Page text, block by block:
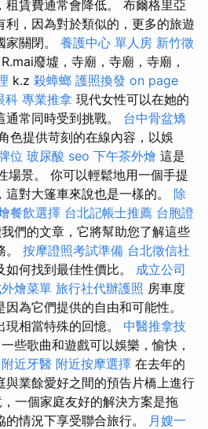
租賃費通常會降低。 布爾格里亞
利，因為對於類似的，更多的旅遊
家關閉。 養護中心 單人房 新竹徵
R.mai廢墟，寺廟，寺廟，寺廟，
k.z 殺蟑螂 護照換發 on page
科 專業推拿 現代女性可以在她的
常同時受到挑戰。 台中骨盆矯
色提供苛刻的在線內容，以娛
位 玻尿酸 seo 下午茶外燴 這是
場景。 你可以輕鬆地用一個手提
對大篷車來說也是一樣的。 除
餐飲選擇 台北記帳士推薦 台胞證
們的文章，它將幫助您了解這些
。 按摩證照考試準備 台北徵信社
何找到最佳性價比。 成立公司
燴菜單 旅行社代辦護照 房車度
為它們提供的自由和可能性。
相當特殊的回憶。 中醫推拿技
些歌曲和遊戲可以娛樂，愉快，
附近牙醫 附近按摩選擇 在去年的
與業餘愛好之間的預告片橋上進行
一個家庭友好的解決方案是拖
情況下享受聯合旅行。
月嫂一